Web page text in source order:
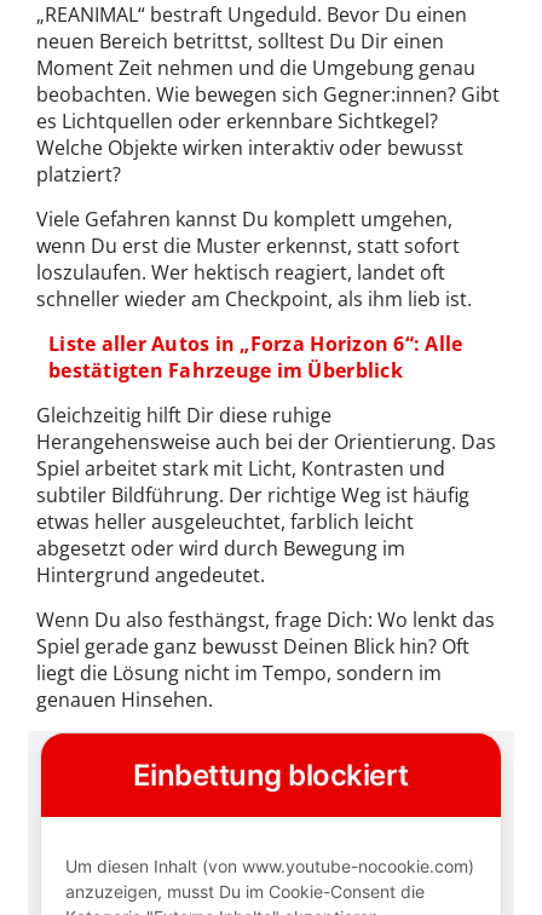
„REANIMAL“ bestraft Ungeduld. Bevor Du einen
neuen Bereich betrittst, solltest Du Dir einen
Moment Zeit nehmen und die Umgebung genau
beobachten. Wie bewegen sich Gegner:innen? Gibt
es Lichtquellen oder erkennbare Sichtkegel?
Welche Objekte wirken interaktiv oder bewusst
platziert?
Viele Gefahren kannst Du komplett umgehen,
wenn Du erst die Muster erkennst, statt sofort
loszulaufen. Wer hektisch reagiert, landet oft
schneller wieder am Checkpoint, als ihm lieb ist.
Liste aller Autos in „Forza Horizon 6“: Alle
bestätigten Fahrzeuge im Überblick
Gleichzeitig hilft Dir diese ruhige
Herangehensweise auch bei der Orientierung. Das
Spiel arbeitet stark mit Licht, Kontrasten und
subtiler Bildführung. Der richtige Weg ist häufig
etwas heller ausgeleuchtet, farblich leicht
abgesetzt oder wird durch Bewegung im
Hintergrund angedeutet.
Wenn Du also festhängst, frage Dich: Wo lenkt das
Spiel gerade ganz bewusst Deinen Blick hin? Oft
liegt die Lösung nicht im Tempo, sondern im
genauen Hinsehen.